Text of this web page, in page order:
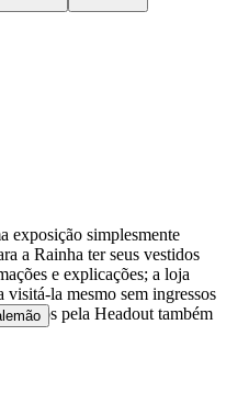
exposição simplesmente
a Rainha ter seus vestidos
e explicações; a loja
la mesmo sem ingressos
pela Headout também